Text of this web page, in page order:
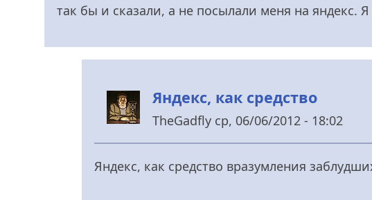
rezon
так бы и сказали, а не посылали меня на яндекс. Я
Яндекс, как средство
TheGadfly ср, 06/06/2012 - 18:02
У
Яндекс, как средство вразумления